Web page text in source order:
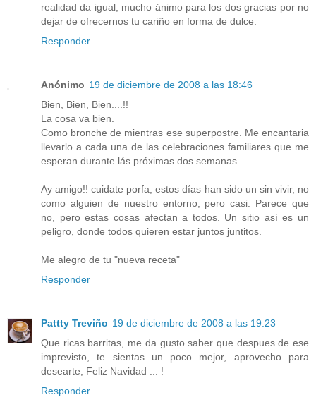
realidad da igual, mucho ánimo para los dos gracias por no
dejar de ofrecernos tu cariño en forma de dulce.
Responder
Anónimo 19 de diciembre de 2008 a las 18:46
Bien, Bien, Bien....!!
La cosa va bien.
Como bronche de mientras ese superpostre. Me encantaria
llevarlo a cada una de las celebraciones familiares que me
esperan durante lás próximas dos semanas.
Ay amigo!! cuidate porfa, estos días han sido un sin vivir, no
como alguien de nuestro entorno, pero casi. Parece que
no, pero estas cosas afectan a todos. Un sitio así es un
peligro, donde todos quieren estar juntos juntitos.
Me alegro de tu "nueva receta"
Responder
Pattty Treviño 19 de diciembre de 2008 a las 19:23
Que ricas barritas, me da gusto saber que despues de ese
imprevisto, te sientas un poco mejor, aprovecho para
desearte, Feliz Navidad ... !
Responder